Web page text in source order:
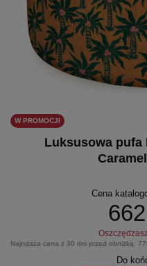
W PROMOCJI
Luksusowa pufa
Cena
Najniższa cena z 30 dni przed obniżką:
Do